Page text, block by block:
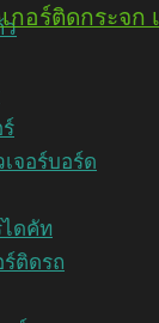
ว
จอร์บอร์ด
ไดคัท
ติดรถ
กอร์ติดกระจก